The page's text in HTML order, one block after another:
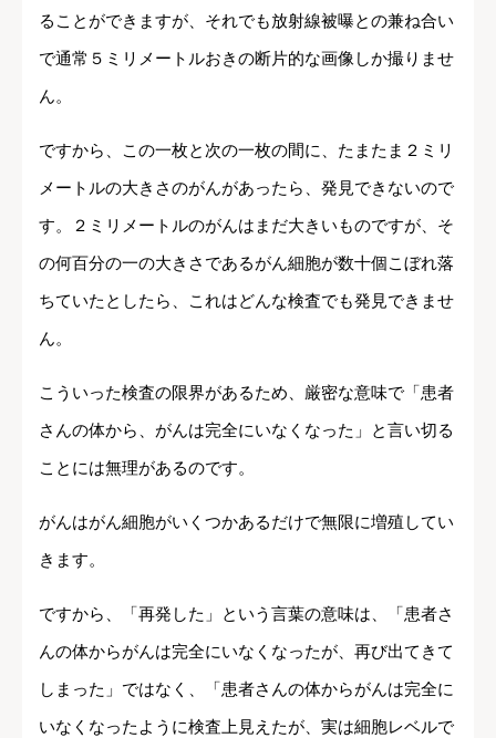
ることができますが、それでも放射線被曝との兼ね合い
で通常５ミリメートルおきの断片的な画像しか撮りませ
ん。
ですから、この一枚と次の一枚の間に、たまたま２ミリ
メートルの大きさのがんがあったら、発見できないので
す。２ミリメートルのがんはまだ大きいものですが、そ
の何百分の一の大きさであるがん細胞が数十個こぼれ落
ちていたとしたら、これはどんな検査でも発見できませ
ん。
こういった検査の限界があるため、厳密な意味で「患者
さんの体から、がんは完全にいなくなった」と言い切る
ことには無理があるのです。
がんはがん細胞がいくつかあるだけで無限に増殖してい
きます。
ですから、「再発した」という言葉の意味は、「患者さ
んの体からがんは完全にいなくなったが、再び出てきて
しまった」ではなく、「患者さんの体からがんは完全に
いなくなったように検査上見えたが、実は細胞レベルで